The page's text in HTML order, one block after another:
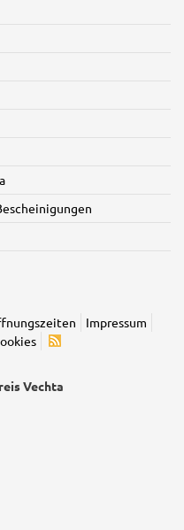
Impressum
Vechta